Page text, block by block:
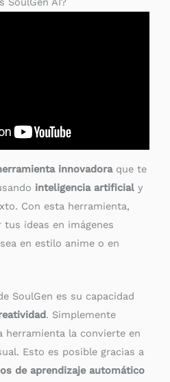
innovadoraque te
inteligencia artificial y
Con esta herramienta,
ideas en imágenes
en estilo anime o en
SoulGen es su capacidad
. Simplemente
la convierte en
Esto es posible gracias a
de aprendizaje automático